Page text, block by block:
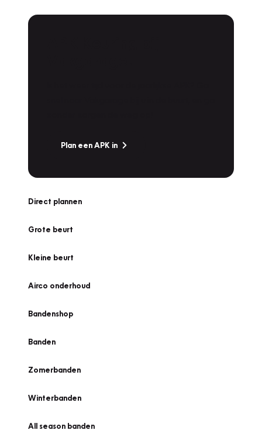
Plan een APK in
Direct plannen
Grote beurt
Kleine beurt
Airco onderhoud
Bandenshop
Banden
Zomerbanden
Winterbanden
All season banden